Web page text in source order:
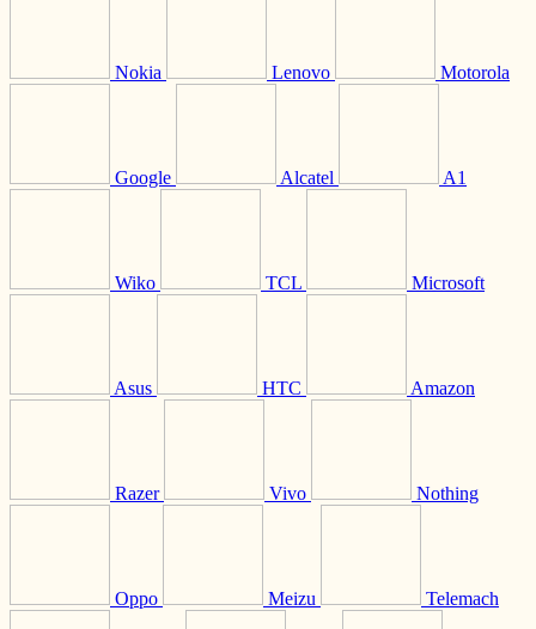
Nokia Lenovo Motorola
Google Alcatel A1
Wiko TCL Microsoft
Asus HTC Amazon
Razer Vivo Nothing
Oppo Meizu Telemach